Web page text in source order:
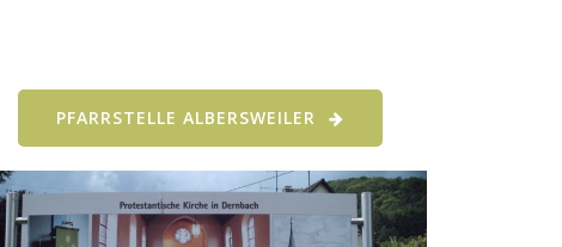
PFARRSTELLE ALBERSWEILER